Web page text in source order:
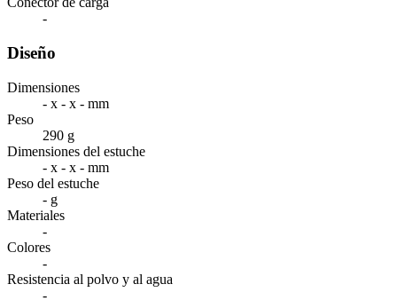
-
Diseño
Dimensiones
- x - x - mm
Peso
290 g
Dimensiones del estuche
- x - x - mm
Peso del estuche
- g
Materiales
-
Colores
-
Resistencia al polvo y al agua
-